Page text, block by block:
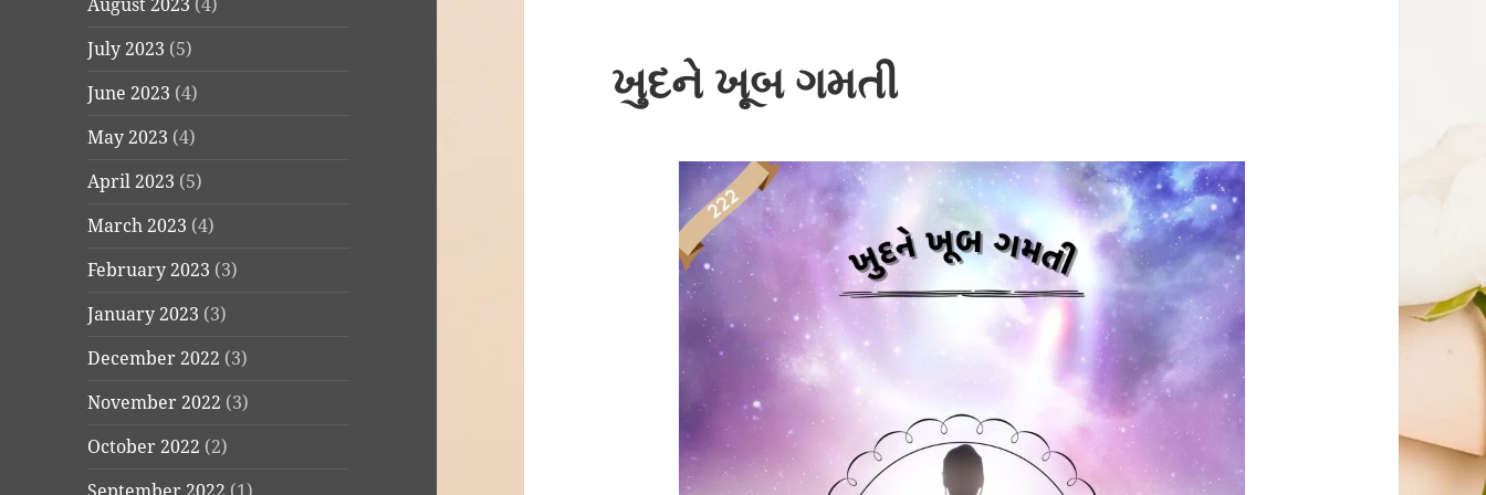
August 2023 (4)
July 2023 (5)
June 2023 (4)
May 2023 (4)
April 2023 (5)
March 2023 (4)
February 2023 (3)
January 2023 (3)
December 2022 (3)
November 2022 (3)
October 2022 (2)
ખુદને ખૂબ ગમતી